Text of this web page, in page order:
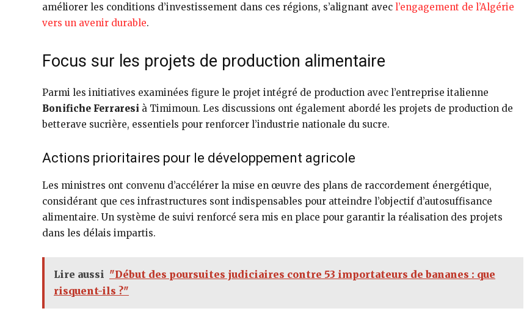
améliorer les conditions d’investissement dans ces régions, s’alignant avec l’engagement de l’Algérie
vers un avenir durable.
Focus sur les projets de production alimentaire
Parmi les initiatives examinées figure le projet intégré de production avec l’entreprise italienne
Bonifiche Ferraresi à Timimoun. Les discussions ont également abordé les projets de production de
betterave sucrière, essentiels pour renforcer l’industrie nationale du sucre.
Actions prioritaires pour le développement agricole
Les ministres ont convenu d’accélérer la mise en œuvre des plans de raccordement énergétique,
considérant que ces infrastructures sont indispensables pour atteindre l’objectif d’autosuffisance
alimentaire. Un système de suivi renforcé sera mis en place pour garantir la réalisation des projets
dans les délais impartis.
Lire aussi "Début des poursuites judiciaires contre 53 importateurs de bananes : que
risquent-ils ?"